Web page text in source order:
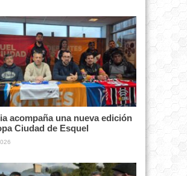
acompaña una nueva edición
Ciudad de Esquel